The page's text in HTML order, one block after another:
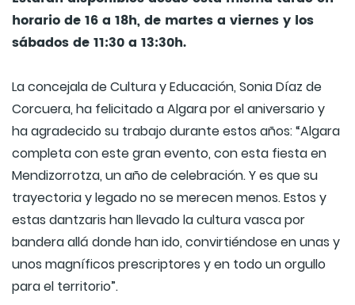
horario de 16 a 18h, de martes a viernes y los
sábados de 11:30 a 13:30h.
La concejala de Cultura y Educación, Sonia Díaz de
Corcuera, ha felicitado a Algara por el aniversario y
ha agradecido su trabajo durante estos años: “Algara
completa con este gran evento, con esta fiesta en
Mendizorrotza, un año de celebración. Y es que su
trayectoria y legado no se merecen menos. Estos y
estas dantzaris han llevado la cultura vasca por
bandera allá donde han ido, convirtiéndose en unas y
unos magníficos prescriptores y en todo un orgullo
para el territorio”.